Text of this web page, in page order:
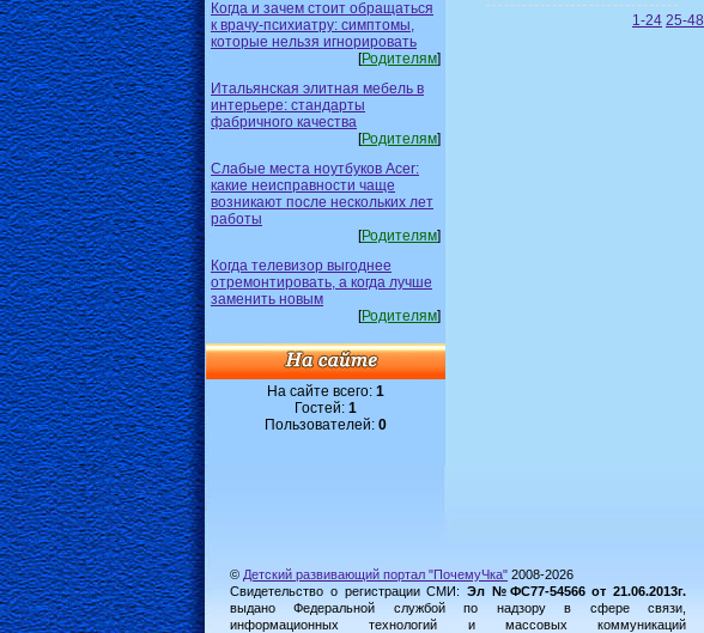
Когда и зачем стоит обращаться
к врачу-психиатру: симптомы,
которые нельзя игнорировать
[Родителям]
Итальянская элитная мебель в
интерьере: стандарты
фабричного качества
[Родителям]
Слабые места ноутбуков Acer:
какие неисправности чаще
возникают после нескольких лет
работы
[Родителям]
Когда телевизор выгоднее
отремонтировать, а когда лучше
заменить новым
[Родителям]
На сайте всего: 1
Гостей: 1
Пользователей: 0
1-24 25-48
© Детский развивающий портал "ПочемуЧка" 2008-2026
Свидетельство о регистрации СМИ: Эл №ФС77-54566 от 21.06.2013г.
выдано Федеральной службой по надзору в сфере связи,
информационных технологий и массовых коммуникаций